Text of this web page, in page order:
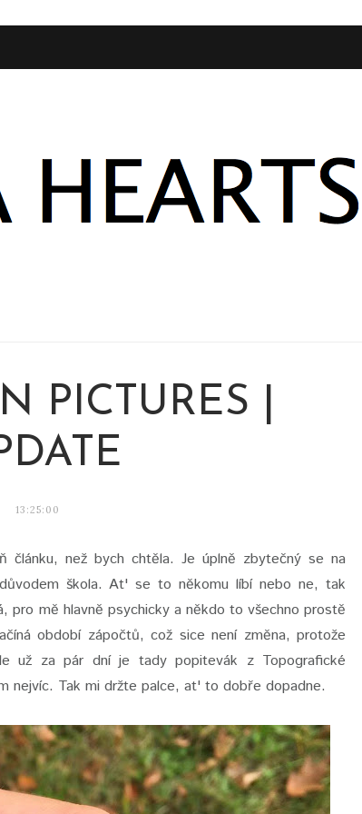
PICTURES |
13:25:00
než bych chtěla. Je úplně zbytečný se na
škola. At' se to někomu líbí nebo ne, tak
pro mě hlavně psychicky a někdo to všechno prostě
období zápočtů, což sice není změna, protože
už za pár dní je tady popitevák z Topografické
nejvíc. Tak mi držte palce, at' to dobře dopadne.